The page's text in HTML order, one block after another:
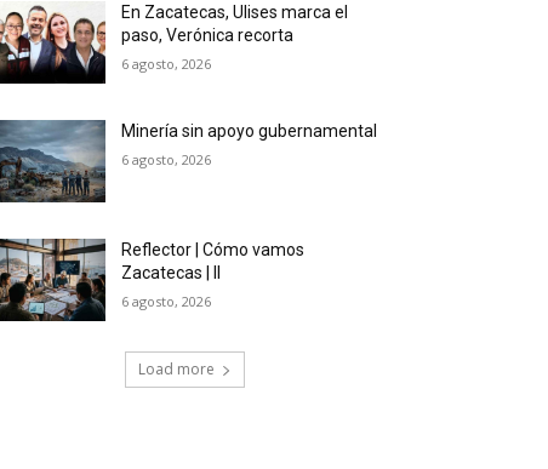
En Zacatecas, Ulises marca el
paso, Verónica recorta
6 agosto, 2026
Minería sin apoyo gubernamental
6 agosto, 2026
Reflector | Cómo vamos
Zacatecas | II
6 agosto, 2026
Load more